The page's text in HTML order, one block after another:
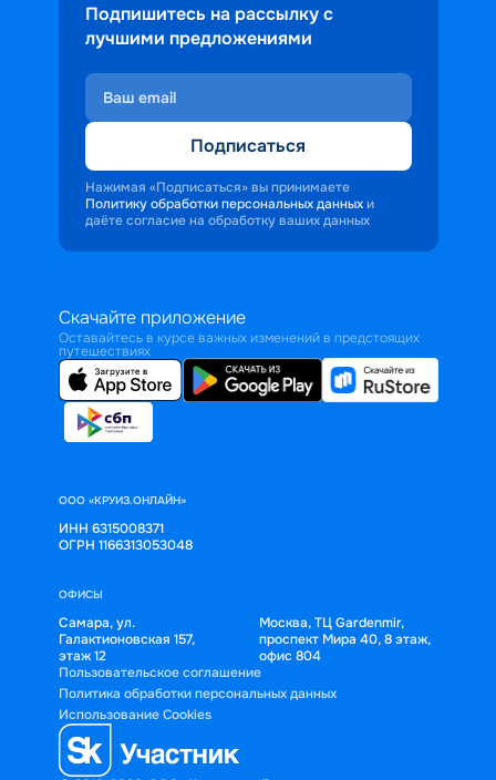
Подпишитесь на рассылку с
лучшими предложениями
Подписаться
Нажимая «Подписаться» вы принимаете
Политику обработки персональных данных и
даёте согласие на обработку ваших данных
Скачайте приложение
Оставайтесь в курсе важных изменений в предстоящих
путешествиях
ООО «КРУИЗ.ОНЛАЙН»
ИНН 6315008371
ОГРН 1166313053048
ОФИСЫ
Самара, ул.
Галактионовская 157,
этаж 12
Москва, ТЦ Gardenmir,
проспект Мира 40, 8 этаж,
офис 804
Пользовательское соглашение
Политика обработки персональных данных
Использование Cookies